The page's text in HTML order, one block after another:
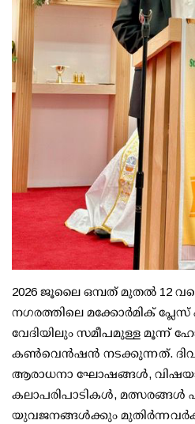
2026 ജൂലൈ ഒമ്പത് മുതൽ 12
നഗരത്തിലെ മക്കോർമിക്
വേദിയിലും സമീപമുള്ള മൂന്ന്
കൺവെൻഷൻ നടക്കുന്നത്.
ആരാധനാ ഘോഷങ്ങൾ,
കലാപരിപാടികൾ, മത്സരങ്ങൾ
യുവജനങ്ങൾക്കും